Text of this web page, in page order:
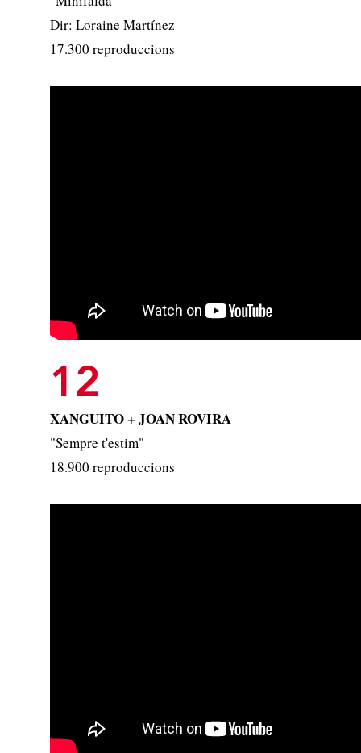
Dir: Loraine Martínez
17.300 reproduccions
12
XANGUITO + JOAN ROVIRA
"Sempre t'estim"
18.900 reproduccions